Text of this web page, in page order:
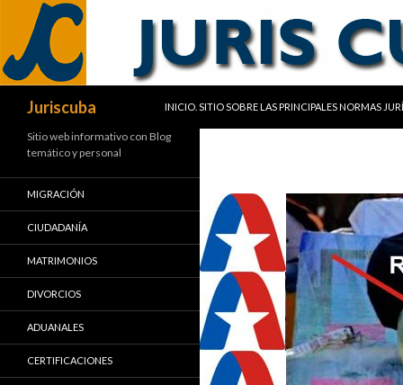
Juriscuba
INICIO. SITIO SOBRE LAS PRINCIPALES NORMAS
Sitio web informativo con Blog
temático y personal
MIGRACIÓN
CIUDADANÍA
MATRIMONIOS
DIVORCIOS
ADUANALES
CERTIFICACIONES